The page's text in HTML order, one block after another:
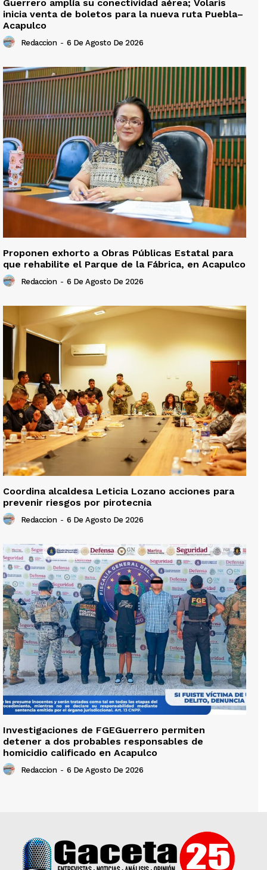
Guerrero amplía su conectividad aérea; Volaris
inicia venta de boletos para la nueva ruta Puebla–
Acapulco
Redaccion - 6 De Agosto De 2026
Proponen exhorto a Obras Públicas Estatal para
que rehabilite el Parque de la Fábrica, en Acapulco
Redaccion - 6 De Agosto De 2026
Coordina alcaldesa Leticia Lozano acciones para
prevenir riesgos por pirotecnia
Redaccion - 6 De Agosto De 2026
Investigaciones de FGEGuerrero permiten
detener a dos probables responsables de
homicidio calificado en Acapulco
Redaccion - 6 De Agosto De 2026